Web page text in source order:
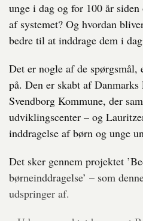
unge i dag og for 100 år
af systemet? Og hvordan
bedre til at inddrage dem i
Det er nogle af de
på. Den er skabt af Danmarks
Svendborg Kommune, der
udviklingscenter – og
inddragelse af børn og unge
Det sker gennem projektet
børneinddragelse’ – som
udspringer af.